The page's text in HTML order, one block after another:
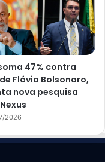
47% contra
Flávio Bolsonaro,
nova pesquisa
2026